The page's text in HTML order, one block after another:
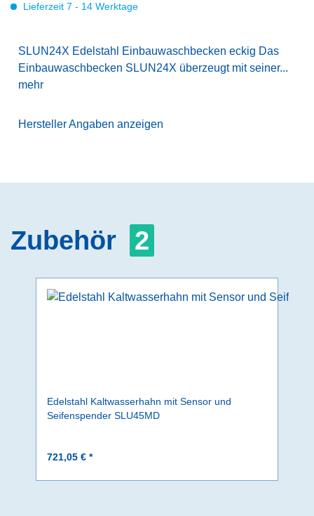
Lieferzeit 7 - 14 Werktage
SLUN24X Edelstahl Einbauwaschbecken eckig Das
Einbauwaschbecken SLUN24X überzeugt mit seiner...
mehr
Hersteller Angaben anzeigen
Zubehör 2
Edelstahl Kaltwasserhahn mit Sensor und
Seifenspender SLU45MD
721,05 € *